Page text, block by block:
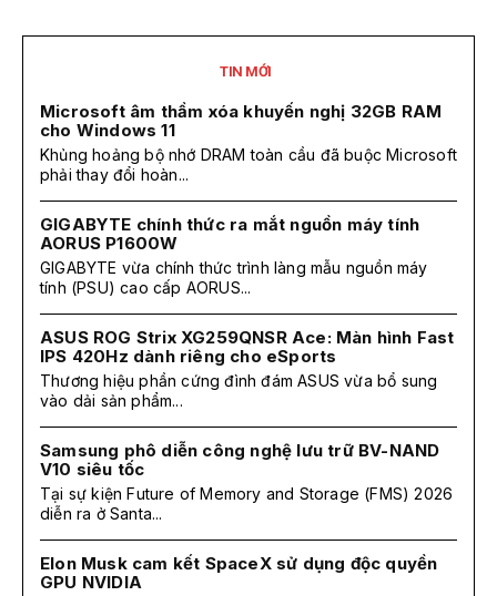
TIN MỚI
Microsoft âm thầm xóa khuyến nghị 32GB RAM
cho Windows 11
Khủng hoảng bộ nhớ DRAM toàn cầu đã buộc Microsoft
phải thay đổi hoàn...
GIGABYTE chính thức ra mắt nguồn máy tính
AORUS P1600W
GIGABYTE vừa chính thức trình làng mẫu nguồn máy
tính (PSU) cao cấp AORUS...
ASUS ROG Strix XG259QNSR Ace: Màn hình Fast
IPS 420Hz dành riêng cho eSports
Thương hiệu phần cứng đình đám ASUS vừa bổ sung
vào dải sản phẩm...
Samsung phô diễn công nghệ lưu trữ BV-NAND
V10 siêu tốc
Tại sự kiện Future of Memory and Storage (FMS) 2026
diễn ra ở Santa...
Elon Musk cam kết SpaceX sử dụng độc quyền
GPU NVIDIA